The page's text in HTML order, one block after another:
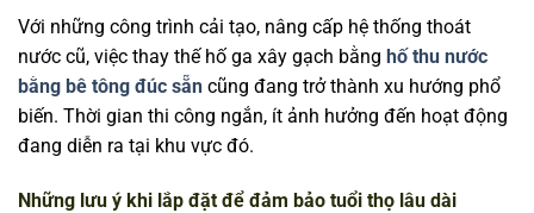
Với những công trình cải tạo, nâng cấp hệ thống thoát
nước cũ, việc thay thế hố ga xây gạch bằng hố thu nước
bằng bê tông đúc sẵn cũng đang trở thành xu hướng phổ
biến. Thời gian thi công ngắn, ít ảnh hưởng đến hoạt động
đang diễn ra tại khu vực đó.
Những lưu ý khi lắp đặt để đảm bảo tuổi thọ lâu dài